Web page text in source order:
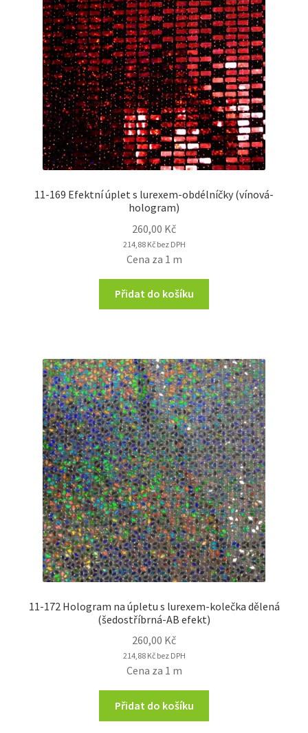
11-169 Efektní úplet s lurexem-obdélníčky (vínová-
hologram)
260,00 Kč
214,88 Kčbez DPH
Cena za 1 m
Přidat do košíku
11-172 Hologram na úpletu s lurexem-kolečka dělená
(šedostříbrná-AB efekt)
260,00 Kč
214,88 Kčbez DPH
Cena za 1 m
Přidat do košíku